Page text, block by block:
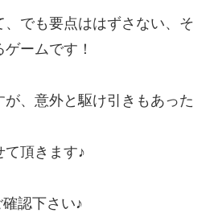
でも要点ははずさない、そ
ームです！
、意外と駆け引きもあった
て頂きます♪
確認下さい♪